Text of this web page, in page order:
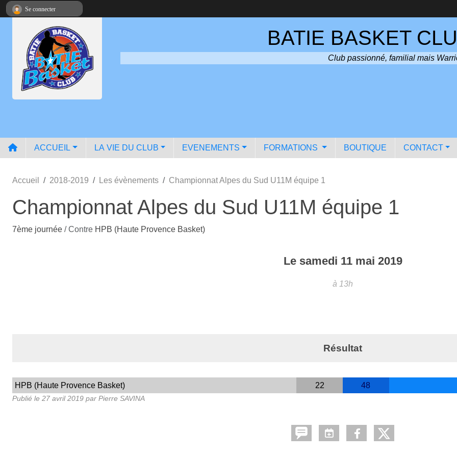
BATIE BASKET
Club passionné, familial mais
ACCUEIL LA VIE DU CLUB EVENEMENTS FORMATIONS BOUTIQUE CONTACT
Accueil 2018-2019 Les évènements Championnat Alpes du Sud U11M équipe 1
Championnat Alpes du Sud U11M équipe 1
7ème journée / Contre HPB (Haute Provence Basket)
Le samedi 11 mai 2019
à 13h
Résultat
HPB (Haute Provence Basket) 22 48
Publié le 27 avril 2019 par Pierre SAVINA
Se connecter
Panneau de gestion des cookies